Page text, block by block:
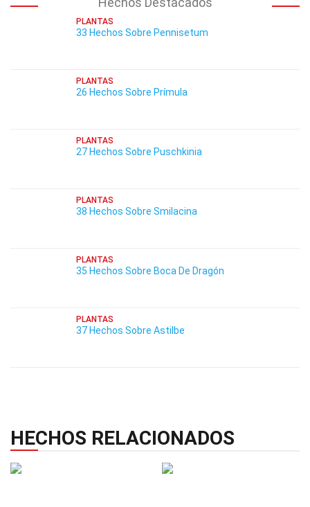
PLANTAS
33 Hechos Sobre Pennisetum
PLANTAS
26 Hechos Sobre Prímula
PLANTAS
27 Hechos Sobre Puschkinia
PLANTAS
38 Hechos Sobre Smilacina
PLANTAS
35 Hechos Sobre Boca De Dragón
PLANTAS
37 Hechos Sobre Astilbe
HECHOS RELACIONADOS